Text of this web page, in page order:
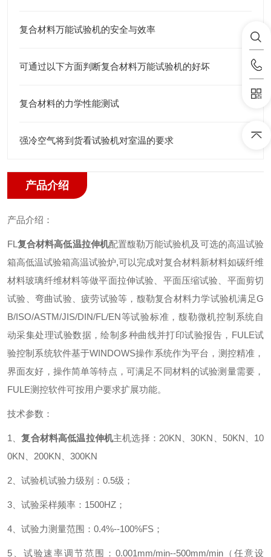
复合材料万能试验机的安全与效率
可通过以下方面判断复合材料万能试验机的好坏
复合材料的力学性能测试
强冷空气将到货看试验机对室温的要求
产品介绍
产品介绍：
FL 复合材料高低温拉伸机配置馥勒万能试验机及可选的高温试验
箱高低温试验箱高温试验炉,可以完成对复合材料新材料如碳纤维
材料玻璃纤维材料等做平面拉伸试验、平面压缩试验、平面剪切
试验、弯曲试验、疲劳试验等，馥勒复合材料力学试验机满足G
B/ISO/ASTM/JIS/DIN/FL/EN等试验标准，馥勒微机控制系统自
动采集处理试验数据，绘制多种曲线并打印试验报告， FULE试
验控制系统软件基于WINDOWS操作系统作为平台， 测控精准 ，
界面友好，操作简单等特点，可满足不同材料的试验测量需要，
FULE测控软件可按用户要求扩展功能。
技术参数：
1、复合材料高低温拉伸机主机选择 ： 20KN、30KN、 50KN、10
0KN 、200KN、300KN
2、 试验机试验力级别：0.5级；
3、试验采样频率：1500HZ；
4 、试验力测量范围：0.4%--100%FS；
5 试验速率调节范围：0.001mm/min--500mm/min（任意设